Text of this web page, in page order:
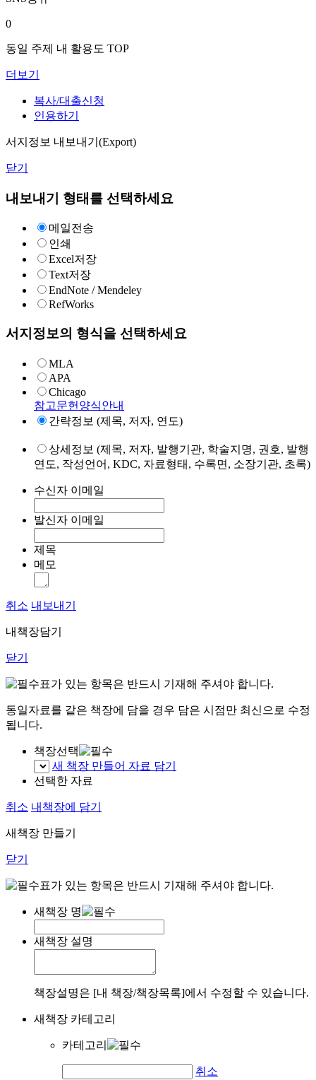
0
동일 주제 내 활용도 TOP
더보기
복사/대출신청
인용하기
서지정보 내보내기(Export)
닫기
내보내기 형태를 선택하세요
메일전송
인쇄
Excel저장
Text저장
EndNote / Mendeley
RefWorks
서지정보의 형식을 선택하세요
MLA
APA
Chicago
참고문헌양식안내
간략정보 (제목, 저자, 연도)
상세정보 (제목, 저자, 발행기관, 학술지명, 권호, 발행
연도, 작성언어, KDC, 자료형태, 수록면, 소장기관, 초록)
수신자 이메일
발신자 이메일
제목
메모
취소 내보내기
내책장담기
닫기
표가 있는 항목은 반드시 기재해 주셔야 합니다.
동일자료를 같은 책장에 담을 경우 담은 시점만 최신으로 수정
됩니다.
책장선택
새 책장 만들어 자료 담기
선택한 자료
취소 내책장에 담기
새책장 만들기
닫기
표가 있는 항목은 반드시 기재해 주셔야 합니다.
새책장 명
새책장 설명
책장설명은 [내 책장/책장목록]에서 수정할 수 있습니다.
새책장 카테고리
카테고리
취소